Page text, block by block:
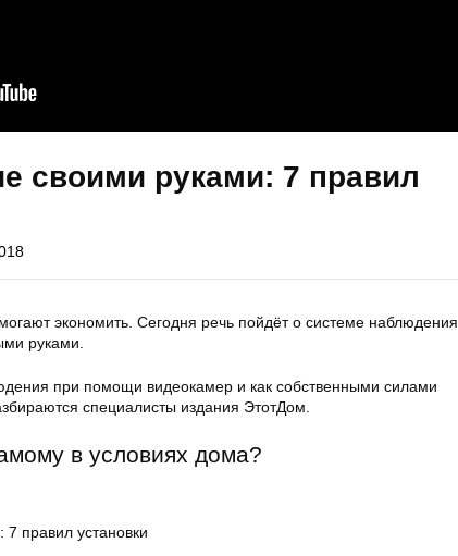
своими руками: 7 правил
экономить. Сегодня речь пойдёт о системе наблюдения
руками.
при помощи видеокамер и как собственными силами
специалисты издания ЭтотДом.
в условиях дома?